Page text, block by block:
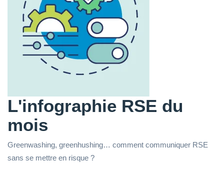
L'infographie RSE du
mois
Greenwashing, greenhushing… comment communiquer RSE
sans se mettre en risque ?